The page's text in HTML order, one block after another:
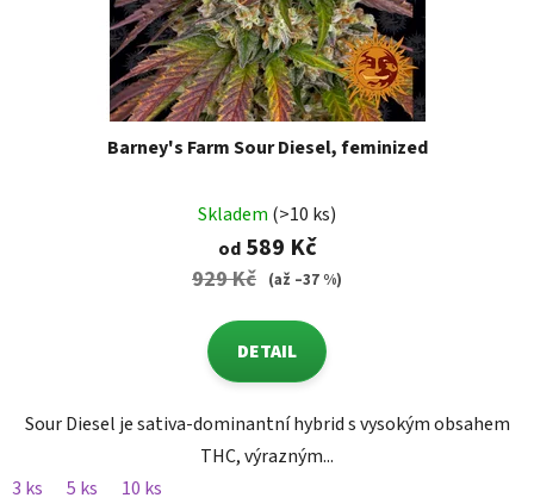
Barney's Farm Sour Diesel, feminized
Skladem (>10 ks)
od589 Kč
929 Kč (až –37 %)
DETAIL
Sour Diesel je sativa-dominantní hybrid s vysokým obsahem
THC, výrazným...
3 ks
5 ks 10 ks